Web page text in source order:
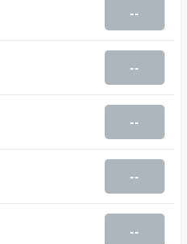
--
--
--
--
--